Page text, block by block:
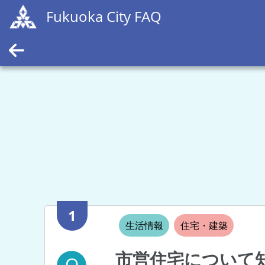
Fukuoka City FAQ
1 生活情報 住宅・建築
市営住宅について